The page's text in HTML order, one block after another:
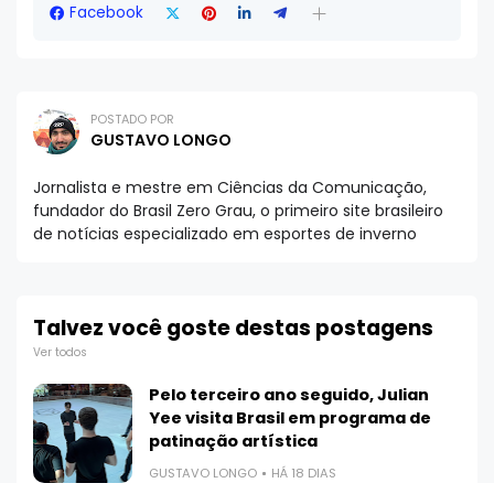
Facebook
POSTADO POR
GUSTAVO LONGO
Jornalista e mestre em Ciências da Comunicação,
fundador do Brasil Zero Grau, o primeiro site brasileiro
de notícias especializado em esportes de inverno
Talvez você goste destas postagens
Ver todos
Pelo terceiro ano seguido, Julian
Yee visita Brasil em programa de
patinação artística
GUSTAVO LONGO HÁ 18 DIAS